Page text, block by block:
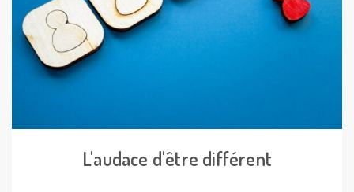
L'audace d'être différent